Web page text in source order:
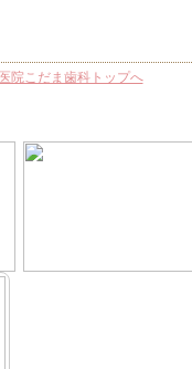
院こだま歯科トップへ